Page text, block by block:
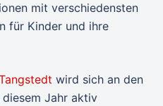
mit verschiedensten
für Kinder und ihre
wird sich an den
Jahr aktiv